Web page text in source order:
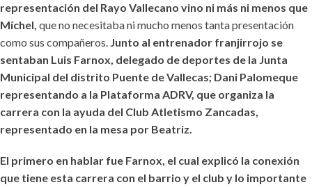
representación del Rayo Vallecano vino ni más ni menos que
Míchel, que no necesitaba ni mucho menos tanta presentación
como sus compañeros. Junto al entrenador franjirrojo se
sentaban Luis Farnox, delegado de deportes de la Junta
Municipal del distrito Puente de Vallecas; Dani Palomeque
representando a la Plataforma ADRV, que organiza la
carrera con la ayuda del Club Atletismo Zancadas,
representado en la mesa por Beatriz.
El primero en hablar fue Farnox, el cual explicó la conexión
que tiene esta carrera con el barrio y el club y lo importante